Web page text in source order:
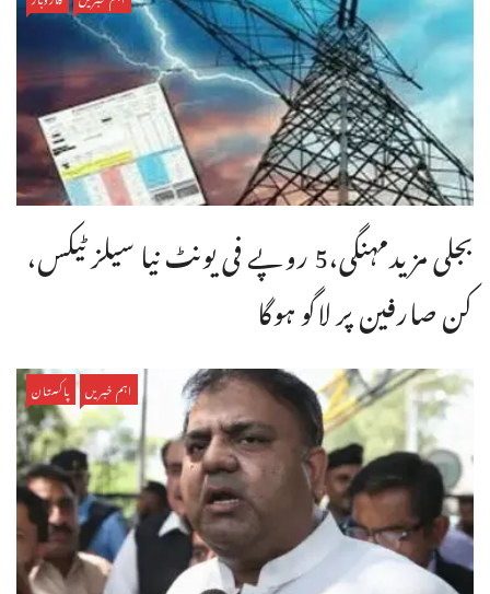
بجلی مزیدمہنگی،5 روپے فی یونٹ نیا سیلز ٹیکس،
کن صارفین پر لاگو ہوگا
اہم خبریں پاکستان